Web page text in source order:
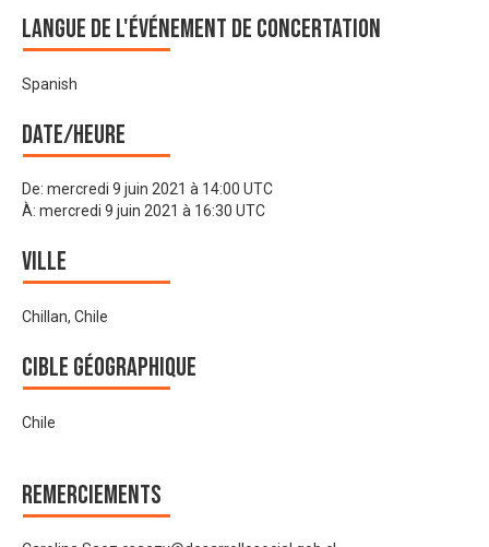
Langue de l'événement de Concertation
Spanish
Date/heure
De: mercredi 9 juin 2021 à 14:00 UTC
À: mercredi 9 juin 2021 à 16:30 UTC
Ville
Chillan, Chile
Cible géographique
Chile
Remerciements